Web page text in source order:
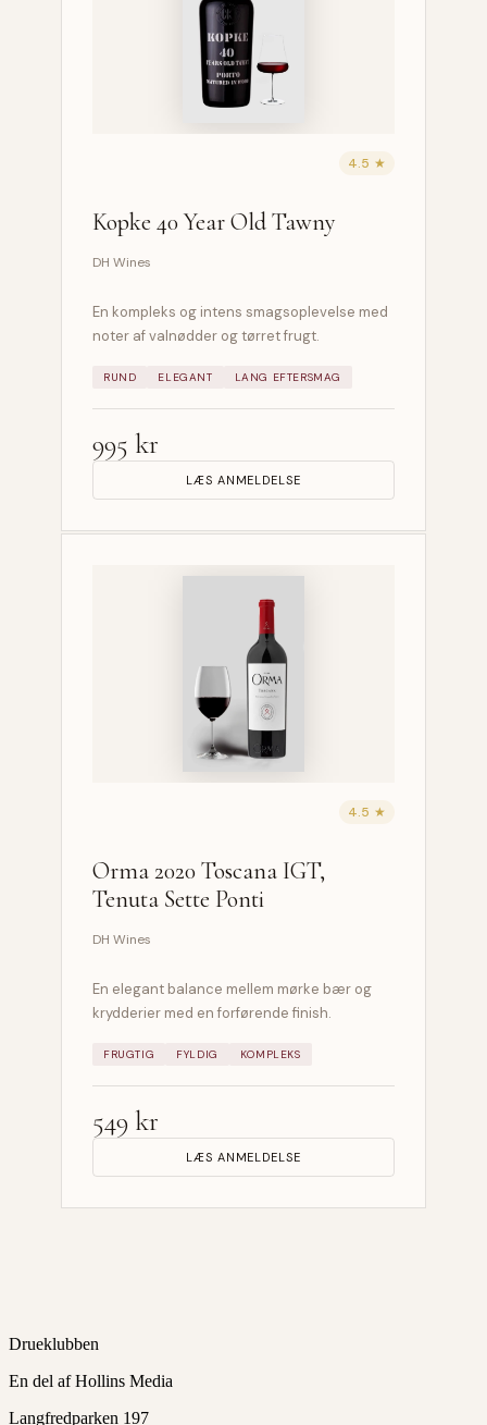
4.5 ★
Kopke 40 Year Old Tawny
DH Wines
En kompleks og intens smagsoplevelse med
noter af valnødder og tørret frugt.
RUND ELEGANT LANG EFTERSMAG
995 kr
LÆS ANMELDELSE
4.5 ★
Orma 2020 Toscana IGT,
Tenuta Sette Ponti
DH Wines
En elegant balance mellem mørke bær og
krydderier med en forførende finish.
FRUGTIG FYLDIG KOMPLEKS
549 kr
LÆS ANMELDELSE
Drueklubben
En del af Hollins Media
Langfredparken 197